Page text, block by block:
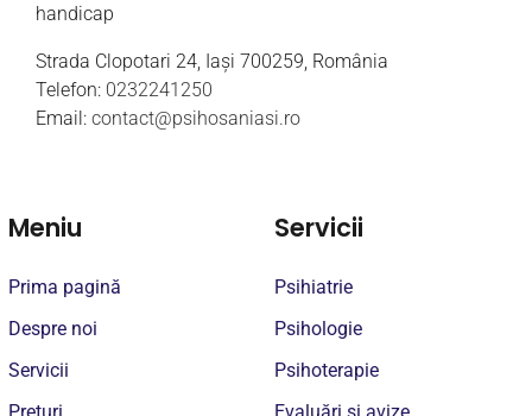
handicap
Strada Clopotari 24, Iași 700259, România
Telefon: 0232241250
Email: contact@psihosaniasi.ro
Meniu
Prima pagină
Despre noi
Servicii
Prețuri
Servicii
Psihiatrie
Psihologie
Psihoterapie
Evaluări și avize